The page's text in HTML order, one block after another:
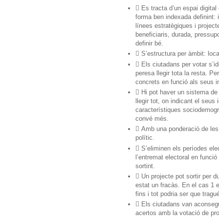
 Es tracta d’un espai
forma ben indexada definint:
línees estratègiques i
beneficiaris, durada,
definir bé.
 S’estructura per àmbit:
 Els ciutadans per votar
peresa llegir tota la resta.
concrets en funció als seus
 Hi pot haver un sistema
llegir tot, on indicant el
característiques
convé més.
 Amb una ponderació de
polític.
 S’eliminen els períodes
l’entremat electoral en
sortint.
 Un projecte pot sortir per
estat un fracàs. En el cas 1
fins i tot podria ser que
 Els ciutadans van
acertos amb la votació de